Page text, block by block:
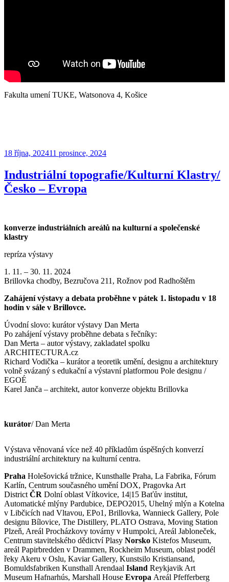
Fakulta umení TUKE, Watsonova 4, Košice
Publikováno
18 října, 202411 prosince, 2024
Industriální topografie/Kulturní Klastry/
Česko – Evropa
konverze industriálních areálů na kulturní a společenské
klastry
repríza výstavy
1. 11. – 30. 11. 2024
Brillovka chodby, Bezručova 211, Rožnov pod Radhoštěm
Zahájení výstavy a debata proběhne v pátek 1. listopadu v 18
hodin v sále v Brillovce.
Úvodní slovo: kurátor výstavy Dan Merta
Po zahájení výstavy proběhne debata s řečníky:
Dan Merta – autor výstavy, zakladatel spolku
ARCHITECTURA.cz
Richard Vodička – kurátor a teoretik umění, designu a architektury
volně svázaný s edukační a výstavní platformou Pole designu /
EGOÉ
Karel Janča – architekt, autor konverze objektu Brillovka
kurátor/ Dan Merta
Výstava věnovaná více než 40 příkladům úspěšných konverzí
industriální architektury na kulturní centra.
Praha Holešovická tržnice, Kunsthalle Praha, La Fabrika, Fórum
Karlín, Centrum současného umění DOX, Pragovka Art
District ČR Dolní oblast Vítkovice, 14|15 Baťův institut,
Automatické mlýny Pardubice, DEPO2015, Uhelný mlýn a Kotelna
v Libčicích nad Vltavou, EPo1, Brillovka, Wannieck Gallery, Pole
designu Bílovice, The Distillery, PLATO Ostrava, Moving Station
Plzeň, Areál Procházkovy továrny v Humpolci, Areál Jabloneček,
Centrum stavitelského dědictví Plasy Norsko Kistefos Museum,
areál Papirbredden v Drammen, Rockheim Museum, oblast podél
řeky Akeru v Oslu, Kaviar Gallery, Kunstsilo Kristiansand,
Bomuldsfabriken Kunsthall Arendaal Island Reykjavik Art
Museum Hafnarhús, Marshall House Evropa Areál Pfefferberg